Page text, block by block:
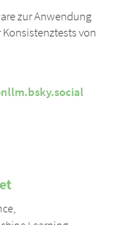
zur Anwendung
von
,